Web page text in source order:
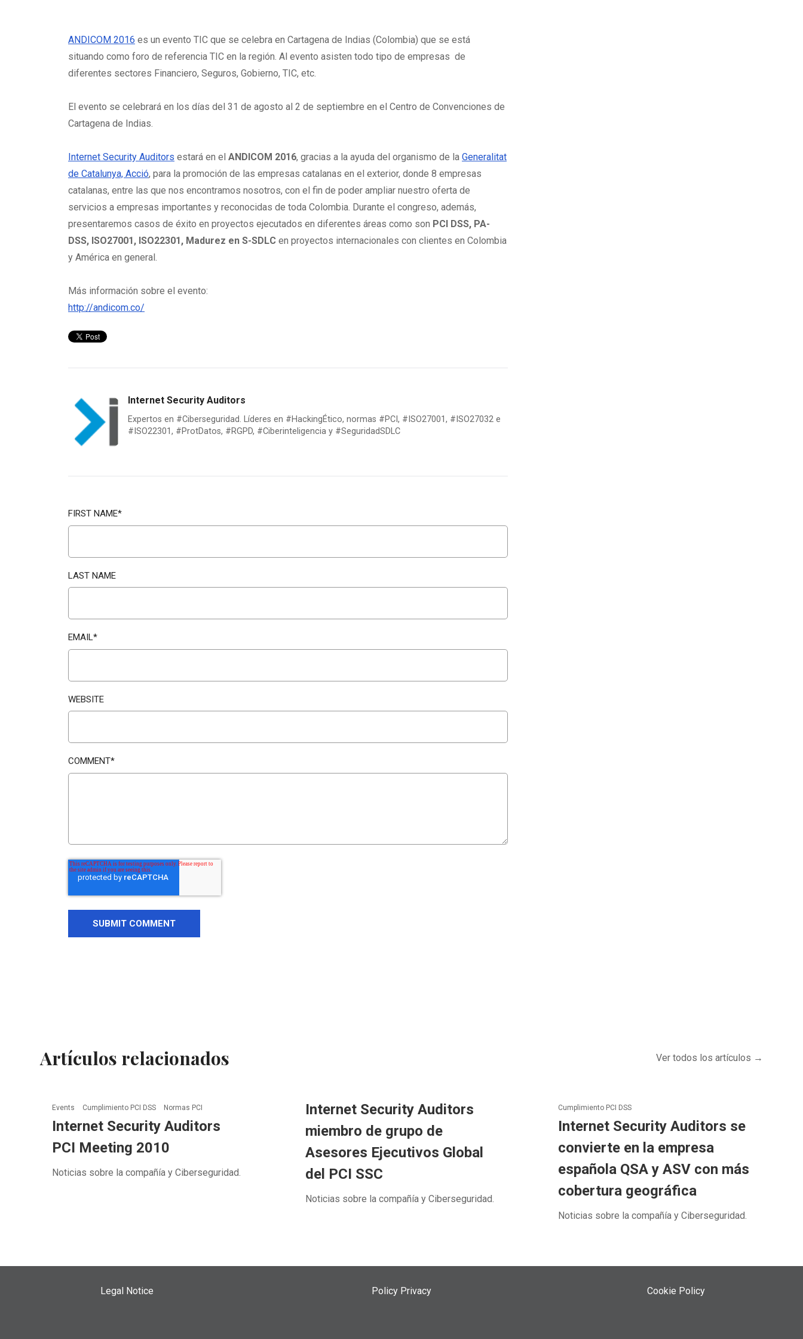
ANDICOM 2016 es un evento TIC que se celebra en Cartagena de Indias (Colombia) que se está
situando como foro de referencia TIC en la región. Al evento asisten todo tipo de empresas de
diferentes sectores Financiero, Seguros, Gobierno, TIC, etc.
El evento se celebrará en los días del 31 de agosto al 2 de septiembre en el Centro de Convenciones de
Cartagena de Indias.
Internet Security Auditors estará en el ANDICOM 2016, gracias a la ayuda del organismo de la Generalitat
de Catalunya, Acció, para la promoción de las empresas catalanas en el exterior, donde 8 empresas
catalanas, entre las que nos encontramos nosotros, con el fin de poder ampliar nuestro oferta de
servicios a empresas importantes y reconocidas de toda Colombia. Durante el congreso, además,
presentaremos casos de éxito en proyectos ejecutados en diferentes áreas como son PCI DSS, PA-
DSS, ISO27001, ISO22301, Madurez en S-SDLC en proyectos internacionales con clientes en Colombia
y América en general.
Más información sobre el evento:
http://andicom.co/
Internet Security Auditors
Expertos en #Ciberseguridad. Líderes en #HackingÉtico, normas #PCI, #ISO27001, #ISO27032 e
#ISO22301, #ProtDatos, #RGPD, #Ciberinteligencia y #SeguridadSDLC
FIRST NAME*
LAST NAME
EMAIL*
WEBSITE
COMMENT*
Artículos relacionados Ver todos los artículos →
Events Cumplimiento PCI DSS Normas PCI
Internet Security Auditors
PCI Meeting 2010
Noticias sobre la compañía y Ciberseguridad.
Internet Security Auditors
miembro de grupo de
Asesores Ejecutivos Global
del PCI SSC
Noticias sobre la compañía y Ciberseguridad.
Cumplimiento PCI DSS
Internet Security Auditors se
convierte en la empresa
española QSA y ASV con más
cobertura geográfica
Noticias sobre la compañía y Ciberseguridad.
Legal Notice Policy Privacy Cookie Policy